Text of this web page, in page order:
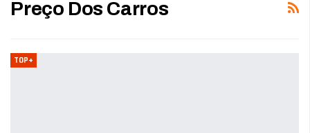
Preço Dos Carros
TOP+